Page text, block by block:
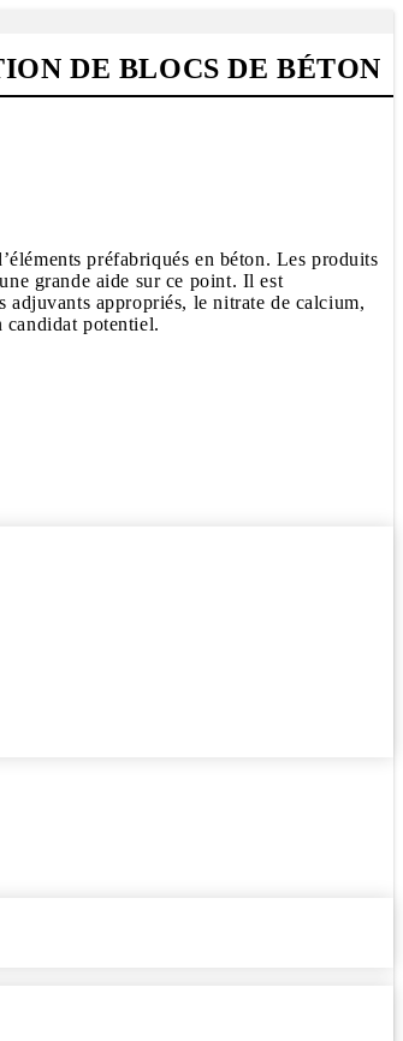
DE BLOCS DE BÉTON
préfabriqués en béton. Les produits
grande aide sur ce point. Il est
adjuvants appropriés, le nitrate de calcium,
candidat potentiel.